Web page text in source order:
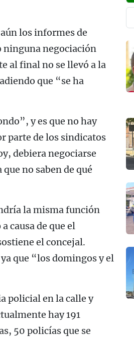
los informes de
ninguna negociación
al final no se llevó a la
que “se ha
y es que no hay
parte de los sindicatos
debiera negociarse
no saben de qué
la misma función
causa de que el
el concejal.
que “los domingos y el
policial en la calle y
hay 191
50 policías que se